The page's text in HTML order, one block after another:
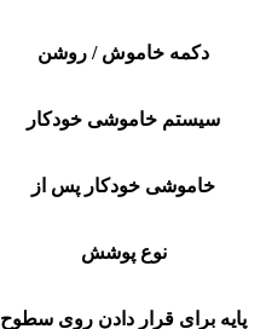
دکمه خاموش / روشن
سیستم خاموشی خودکار
خاموشی خودکار پس از
نوع پوشش
پایه برای قرار دادن روی سطوح